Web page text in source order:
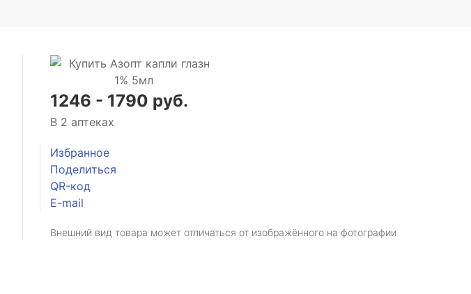
1246 - 1790 руб.
В 2 аптеках
Избранное
Поделиться
QR-код
E-mail
Внешний вид товара может отличаться от изображённого на фотографии